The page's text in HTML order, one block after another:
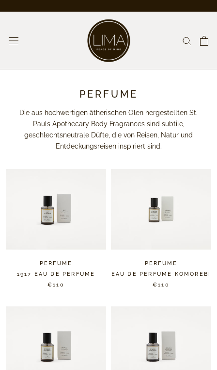
PERFUME
Die aus hochwertigen ätherischen Ölen hergestellten St.
Pauls Apothecary Body Fragrances sind subtile,
geschlechtsneutrale Düfte, die von Reisen, Natur und
Entdeckungsreisen inspiriert sind.
PERFUME
1917 EAU DE PERFUME
€110
PERFUME
EAU DE PERFUME KOMOREBI
€110